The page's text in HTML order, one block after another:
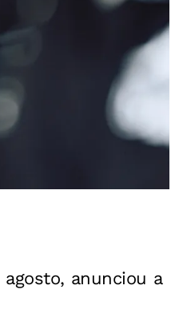
anunciou a